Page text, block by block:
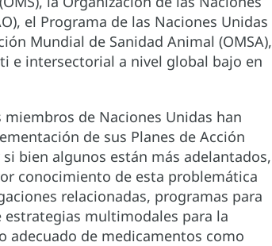
el Programa de las Naciones Unidas
Mundial de Sanidad Animal (OMSA),
e intersectorial a nivel global bajo en
de Naciones Unidas han
de sus Planes de Acción
bien algunos están más adelantados,
conocimiento de esta problemática
relacionadas, programas para
estrategias multimodales para la
adecuado de medicamentos como